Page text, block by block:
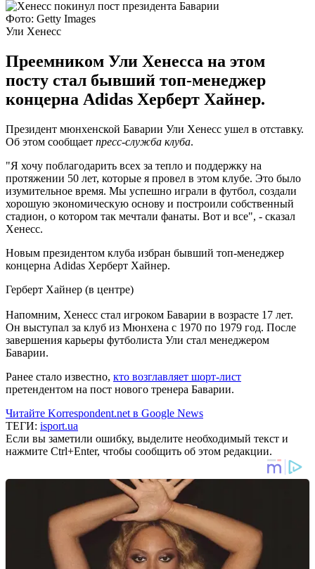
Фото: Getty Images
Ули Хенесс
Преемником Ули Хенесса на этом
посту стал бывший топ-менеджер
концерна Adidas Херберт Хайнер.
Президент мюнхенской Баварии Ули Хенесс ушел в отставку.
Об этом сообщает пресс-служба клуба.
"Я хочу поблагодарить всех за тепло и поддержку на
протяжении 50 лет, которые я провел в этом клубе. Это было
изумительное время. Мы успешно играли в футбол, создали
хорошую экономическую основу и построили собственный
стадион, о котором так мечтали фанаты. Вот и все", - сказал
Хенесс.
Новым президентом клуба избран бывший топ-менеджер
концерна Adidas Херберт Хайнер.
Герберт Хайнер (в центре)
Напомним, Хенесс стал игроком Баварии в возрасте 17 лет.
Он выступал за клуб из Мюнхена с 1970 по 1979 год. После
завершения карьеры футболиста Ули стал менеджером
Баварии.
Ранее стало известно, кто возглавляет шорт-лист
претендентом на пост нового тренера Баварии.
Читайте Korrespondent.net в Google News
ТЕГИ: isport.ua
Если вы заметили ошибку, выделите необходимый текст и
нажмите Ctrl+Enter, чтобы сообщить об этом редакции.